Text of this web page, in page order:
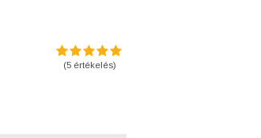
(5értékelés)